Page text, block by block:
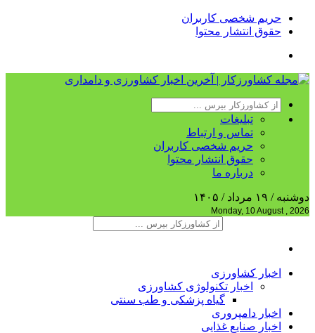
حریم شخصی کاربران
حقوق انتشار محتوا
تبلیغات
تماس و ارتباط
حریم شخصی کاربران
حقوق انتشار محتوا
درباره ما
دوشنبه / ۱۹ مرداد / ۱۴۰۵
Monday, 10 August , 2026
اخبار کشاورزی
اخبار تکنولوژی کشاورزی
گیاه پزشکی و طب سنتی
اخبار دامپروری
اخبار صنایع غذایی